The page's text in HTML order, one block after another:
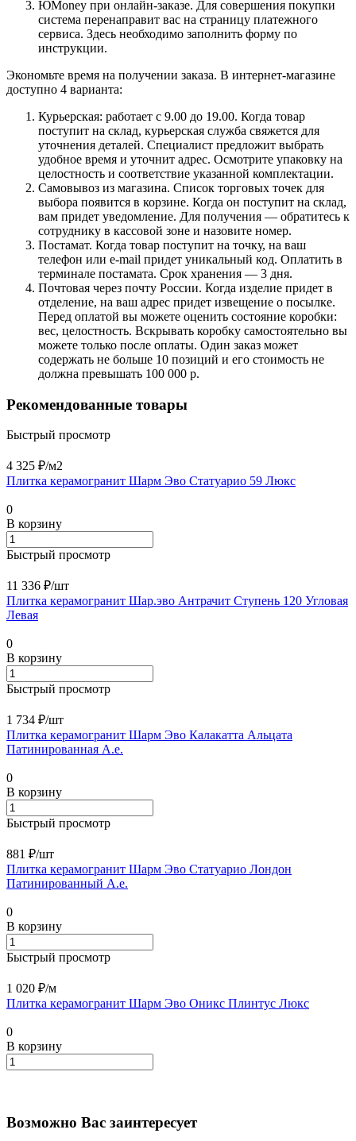
ЮMoney при онлайн-заказе. Для совершения покупки
система перенаправит вас на страницу платежного
сервиса. Здесь необходимо заполнить форму по
инструкции.
Экономьте время на получении заказа. В интернет-магазине
доступно 4 варианта:
Курьерская: работает с 9.00 до 19.00. Когда товар
поступит на склад, курьерская служба свяжется для
уточнения деталей. Специалист предложит выбрать
удобное время и уточнит адрес. Осмотрите упаковку на
целостность и соответствие указанной комплектации.
Самовывоз из магазина. Список торговых точек для
выбора появится в корзине. Когда он поступит на склад,
вам придет уведомление. Для получения — обратитесь к
сотруднику в кассовой зоне и назовите номер.
Постамат. Когда товар поступит на точку, на ваш
телефон или e-mail придет уникальный код. Оплатить в
терминале постамата. Срок хранения — 3 дня.
Почтовая через почту России. Когда изделие придет в
отделение, на ваш адрес придет извещение о посылке.
Перед оплатой вы можете оценить состояние коробки:
вес, целостность. Вскрывать коробку самостоятельно вы
можете только после оплаты. Один заказ может
содержать не больше 10 позиций и его стоимость не
должна превышать 100 000 р.
Рекомендованные товары
Быстрый просмотр
4 325 ₽/м2
Плитка керамогранит Шарм Эво Статуарио 59 Люкс
0
В корзину
Быстрый просмотр
11 336 ₽/шт
Плитка керамогранит Шар.эво Антрачит Ступень 120 Угловая
Левая
0
В корзину
Быстрый просмотр
1 734 ₽/шт
Плитка керамогранит Шарм Эво Калакатта Альцата
Патинированная А.е.
0
В корзину
Быстрый просмотр
881 ₽/шт
Плитка керамогранит Шарм Эво Статуарио Лондон
Патинированный А.е.
0
В корзину
Быстрый просмотр
1 020 ₽/м
Плитка керамогранит Шарм Эво Оникс Плинтус Люкс
0
В корзину
Возможно Вас заинтересует